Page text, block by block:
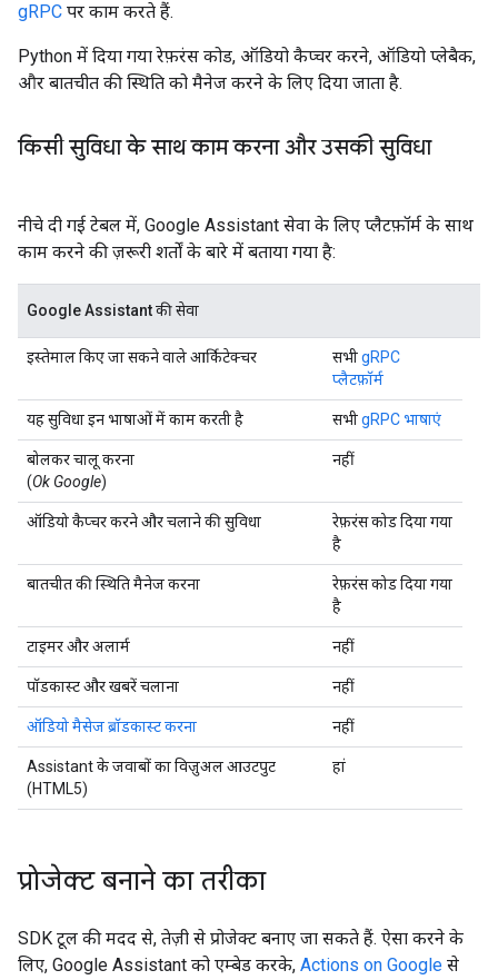
gRPC पर काम करते हैं.
Python में दिया गया रेफ़रंस कोड, ऑडियो कैप्चर करने, ऑडियो प्लेबैक,
और बातचीत की स्थिति को मैनेज करने के लिए दिया जाता है.
किसी सुविधा के साथ काम करना और उसकी सुविधा
नीचे दी गई टेबल में, Google Assistant सेवा के लिए प्लैटफ़ॉर्म के साथ
काम करने की ज़रूरी शर्तों के बारे में बताया गया है:
Google Assistant की सेवा
इस्तेमाल किए जा सकने वाले आर्किटेक्चर सभीgRPC
प्लैटफ़ॉर्म
यह सुविधा इन भाषाओं में काम करती है सभीgRPC भाषाएं
बोलकर चालू करना
(Ok Google)
नहीं
ऑडियो कैप्चर करने और चलाने की सुविधा
रेफ़रंस कोड दिया गया
है
बातचीत की स्थिति मैनेज करना
रेफ़रंस कोड दिया गया
है
टाइमर और अलार्म नहीं
पॉडकास्ट और खबरें चलाना नहीं
ऑडियो मैसेज ब्रॉडकास्ट करना नहीं
Assistant के जवाबों का विज़ुअल आउटपुट
(HTML5)
हां
प्रोजेक्ट बनाने का तरीका
SDK टूल की मदद से, तेज़ी से प्रोजेक्ट बनाए जा सकते हैं. ऐसा करने के
लिए, Google Assistant को एम्बेड करके, Actions on Google से